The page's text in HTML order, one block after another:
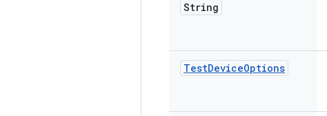
String
TestDeviceOptions